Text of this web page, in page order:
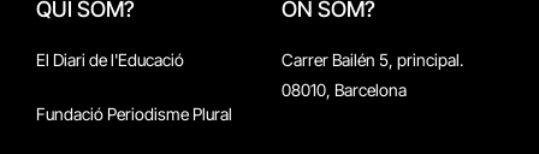
QUI SOM?
El Diari de l'Educació
Fundació Periodisme Plural
ON SOM?
Carrer Bailén 5, principal.
08010, Barcelona